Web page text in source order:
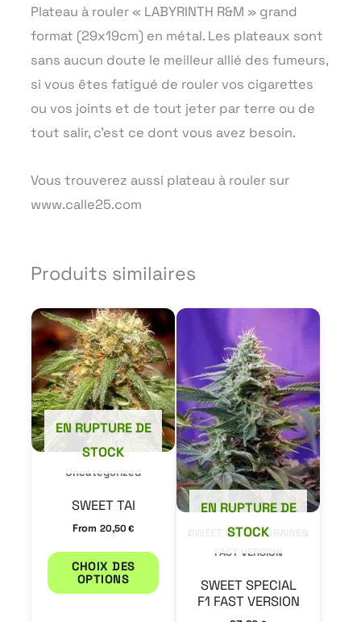
Plateau à rouler « LABYRINTH R&M » grand
format (29x19cm) en métal. Les plateaux sont
sans aucun doute le meilleur allié des fumeurs,
si vous êtes fatigué de rouler vos cigarettes
ou vos joints et de tout jeter par terre ou de
tout salir, c’est ce dont vous avez besoin.
Vous trouverez aussi plateau à rouler sur
www.calle25.com
Produits similaires
Uncategorized
EN RUPTURE DE
STOCK
SWEET TAI
From 20,50€
CHOIX DES
OPTIONS
Ce
produit
a
plusieurs
variations.
Les
options
peuvent
être
choisies
sur
la
SWEET SEEDS - GRAINES
FAST VERSION
EN RUPTURE DE
STOCK
SWEET SPECIAL
F1 FAST VERSION